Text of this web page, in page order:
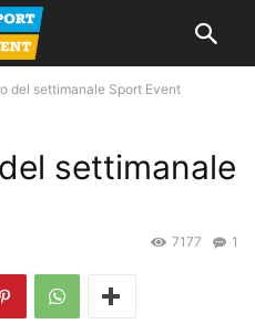
del settimanale Sport Event
settimanale
1
7177